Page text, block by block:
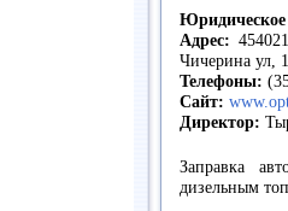
Юридическое
Адрес:
Чичерина ул,
Телефоны:
Сайт:
Директор:
Заправка
дизельным